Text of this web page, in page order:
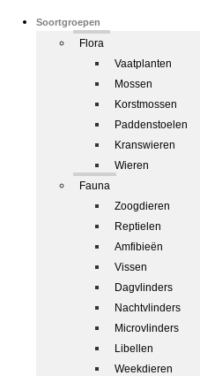
Soortgroepen
Flora
Vaatplanten
Mossen
Korstmossen
Paddenstoelen
Kranswieren
Wieren
Fauna
Zoogdieren
Reptielen
Amfibieën
Vissen
Dagvlinders
Nachtvlinders
Microvlinders
Libellen
Weekdieren